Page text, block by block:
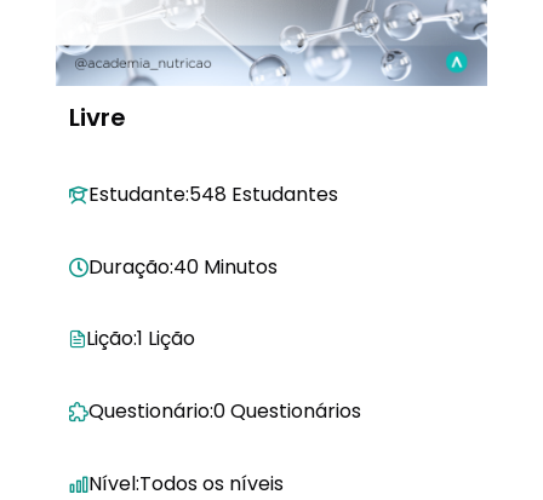
Livre
Estudante:548 Estudantes
Duração:40 Minutos
Lição:1 Lição
Questionário:0 Questionários
Nível:Todos os níveis